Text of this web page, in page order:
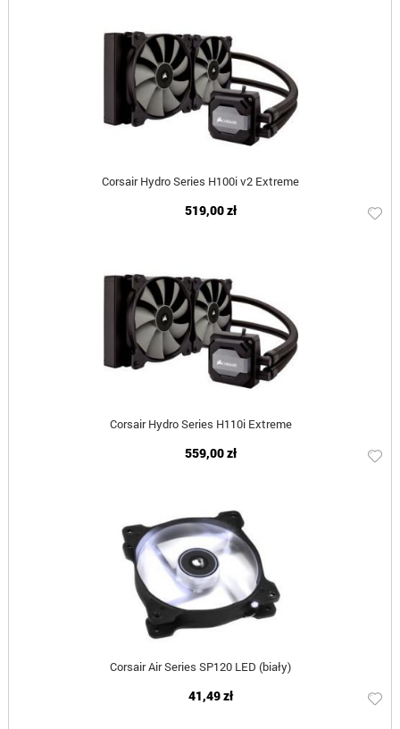
Corsair Hydro Series H100i v2 Extreme
519,00 zł
Corsair Hydro Series H110i Extreme
559,00 zł
Corsair Air Series SP120 LED (biały)
41,49 zł